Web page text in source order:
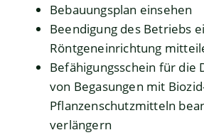
Bebauungsplan einsehen
Beendigung des Betriebs
Röntgeneinrichtung
Befähigungsschein für die
von Begasungen mit
Pflanzenschutzmitteln
verlängern